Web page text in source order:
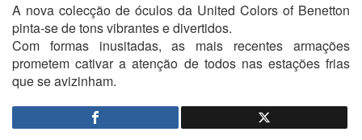
A nova colecção de óculos da United Colors of Benetton
pinta-se de tons vibrantes e divertidos.
Com formas inusitadas, as mais recentes armações
prometem cativar a atenção de todos nas estações frias
que se avizinham.